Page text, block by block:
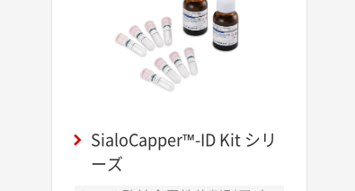
SialoCapper™-ID Kit シリ
ーズ